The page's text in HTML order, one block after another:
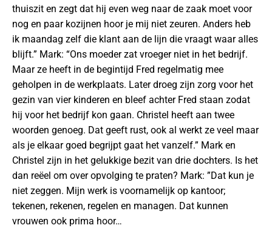
thuiszit en zegt dat hij even weg naar de zaak moet voor
nog en paar kozijnen hoor je mij niet zeuren. Anders heb
ik maandag zelf die klant aan de lijn die vraagt waar alles
blijft.” Mark: “Ons moeder zat vroeger niet in het bedrijf.
Maar ze heeft in de begintijd Fred regelmatig mee
geholpen in de werkplaats. Later droeg zijn zorg voor het
gezin van vier kinderen en bleef achter Fred staan zodat
hij voor het bedrijf kon gaan. Christel heeft aan twee
woorden genoeg. Dat geeft rust, ook al werkt ze veel maar
als je elkaar goed begrijpt gaat het vanzelf.” Mark en
Christel zijn in het gelukkige bezit van drie dochters. Is het
dan reëel om over opvolging te praten? Mark: ”Dat kun je
niet zeggen. Mijn werk is voornamelijk op kantoor;
tekenen, rekenen, regelen en managen. Dat kunnen
vrouwen ook prima hoor…